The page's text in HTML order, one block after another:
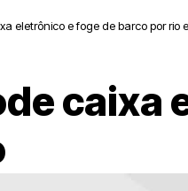
eletrônico e foge de barco por rio
caixa